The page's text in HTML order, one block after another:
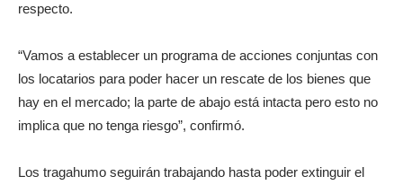
respecto.
“Vamos a establecer un programa de acciones conjuntas con
los locatarios para poder hacer un rescate de los bienes que
hay en el mercado; la parte de abajo está intacta pero esto no
implica que no tenga riesgo”, confirmó.
Los tragahumo seguirán trabajando hasta poder extinguir el